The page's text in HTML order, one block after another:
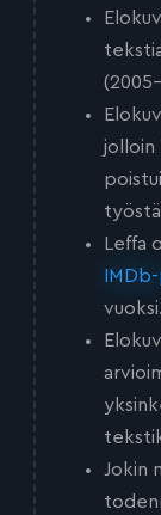
jolloin
Leffa
vuoksi.
Jokin